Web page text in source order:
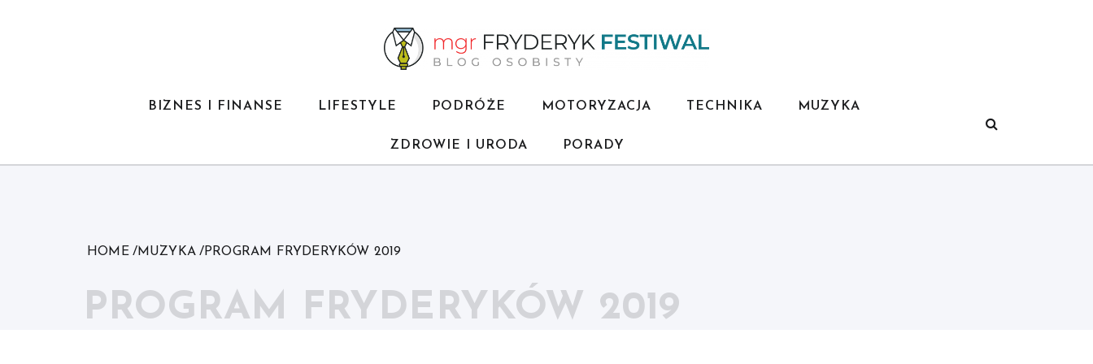
BIZNES I FINANSE LIFESTYLE PODRÓŻE MOTORYZACJA TECHNIKA MUZYKA
ZDROWIE I URODA PORADY
HOME MUZYKA PROGRAM FRYDERYKÓW 2019
PROGRAM FRYDERYKÓW 2019